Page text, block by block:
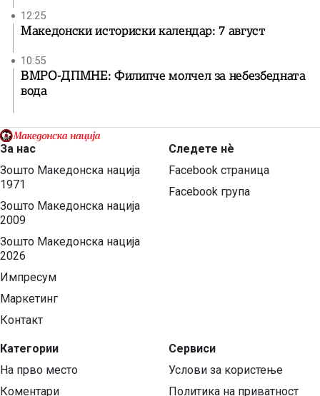
12:25
Македонски историски календар: 7 август
10:55
ВМРО-ДПМНЕ: Филипче молчел за небезбедната
вода
За нас
Зошто Македонска нација
1971
Зошто Македонска нација
2009
Зошто Македонска нација
2026
Импресум
Маркетинг
Контакт
Категории
На прво место
Коментари
Следете нѐ
Facebook страница
Facebook група
Сервиси
Услови за користење
Политика на приватност